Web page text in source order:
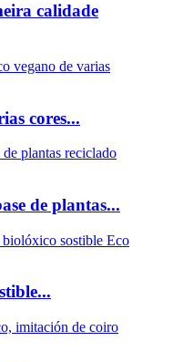
calidade
cores...
de plantas...